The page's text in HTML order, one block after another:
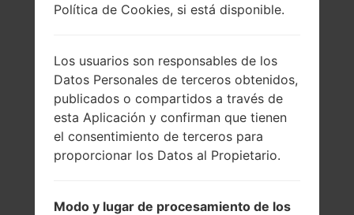
Política de Cookies, si está disponible.
Los usuarios son responsables de los
Datos Personales de terceros obtenidos,
publicados o compartidos a través de
esta Aplicación y confirman que tienen
el consentimiento de terceros para
proporcionar los Datos al Propietario.
Modo y lugar de procesamiento de los